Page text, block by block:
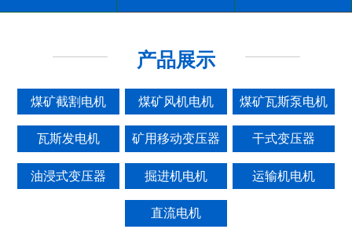
产品展示
煤矿截割电机 煤矿风机电机 煤矿瓦斯泵电机
瓦斯发电机 矿用移动变压器 干式变压器
油浸式变压器 掘进机电机 运输机电机
直流电机